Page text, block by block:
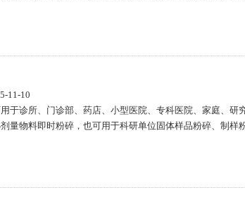
11-10
于诊所、门诊部、药店、小型医院、专科医院、家庭、研
量物料即时粉碎，也可用于科研单位固体样品粉碎、制样